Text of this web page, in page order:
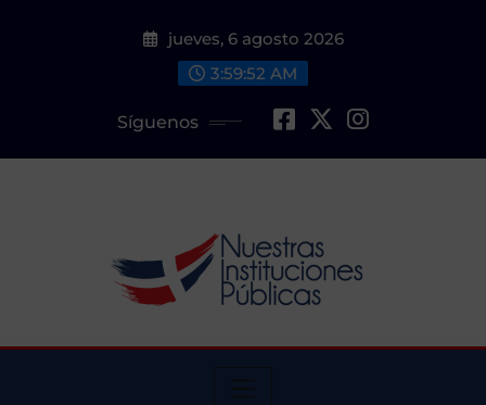
jueves, 6 agosto 2026
3:59:53 AM
Síguenos